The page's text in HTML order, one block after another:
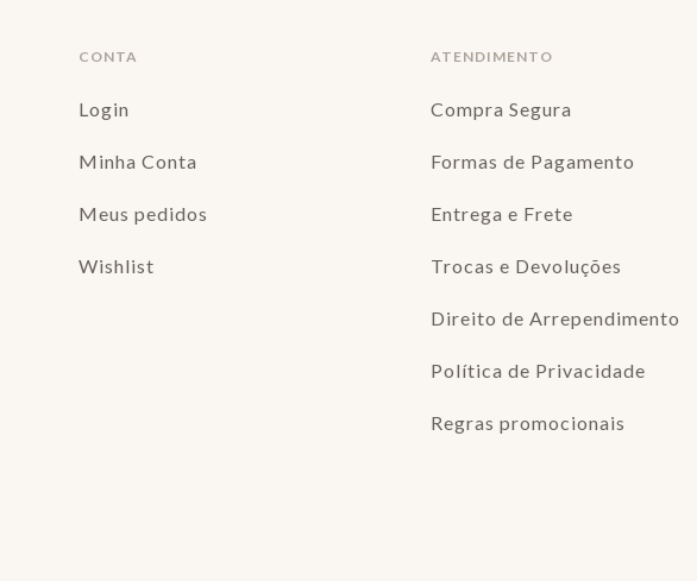
CONTA
Login
Minha Conta
Meus pedidos
Wishlist
ATENDIMENTO
Compra Segura
Formas de Pagamento
Entrega e Frete
Trocas e Devoluções
Direito de Arrependimento
Política de Privacidade
Regras promocionais